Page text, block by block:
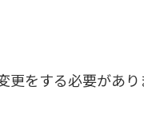
更をする必要があ